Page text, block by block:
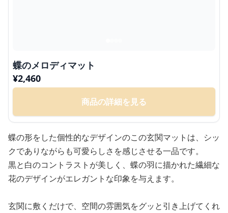
蝶のメロディマット
¥2,460
商品の詳細を見る
蝶の形をした個性的なデザインのこの玄関マットは、シッ
クでありながらも可愛らしさを感じさせる一品です。
黒と白のコントラストが美しく、蝶の羽に描かれた繊細な
花のデザインがエレガントな印象を与えます。
玄関に敷くだけで、空間の雰囲気をグッと引き上げてくれ